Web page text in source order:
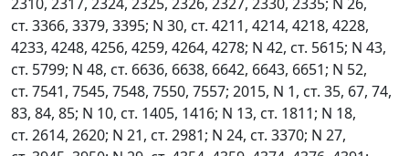
2310, 2317, 2324, 2325, 2326, 2327, 2330, 2335; N 26,
ст. 3366, 3379, 3395; N 30, ст. 4211, 4214, 4218, 4228,
4233, 4248, 4256, 4259, 4264, 4278; N 42, ст. 5615; N 43,
ст. 5799; N 48, ст. 6636, 6638, 6642, 6643, 6651; N 52,
ст. 7541, 7545, 7548, 7550, 7557; 2015, N 1, ст. 35, 67, 74,
83, 84, 85; N 10, ст. 1405, 1416; N 13, ст. 1811; N 18,
ст. 2614, 2620; N 21, ст. 2981; N 24, ст. 3370; N 27,